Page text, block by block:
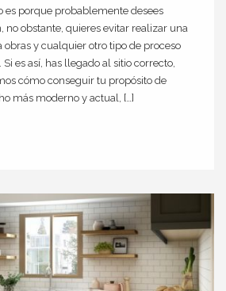
es porque probablemente desees
no obstante, quieres evitar realizar una
y cualquier otro tipo de proceso
es así, has llegado al sitio correcto,
cómo conseguir tu propósito de
más moderno y actual, […]